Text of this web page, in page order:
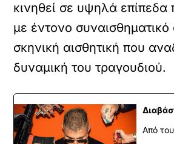
κινηθεί σε υψηλά
με έντονο συναισθηματικό
σκηνική αισθητική που
δυναμική του τραγουδιού.
Από